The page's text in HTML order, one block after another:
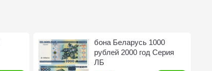
бона Беларусь 1000
рублей 2000 год Серия
ЛБ